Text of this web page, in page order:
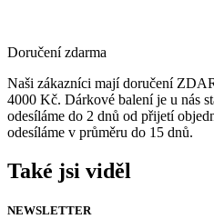
Doručení zdarma
Naši zákazníci mají doručení
4000 Kč. Dárkové balení je u nás
odesíláme do 2 dnů od přijetí
odesíláme v průměru do 15 dnů.
Také jsi viděl
NEWSLETTER